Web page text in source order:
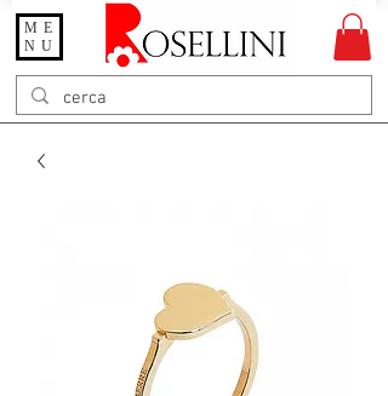
Gioielleria Rosellini
Rosellini online
ME
NU